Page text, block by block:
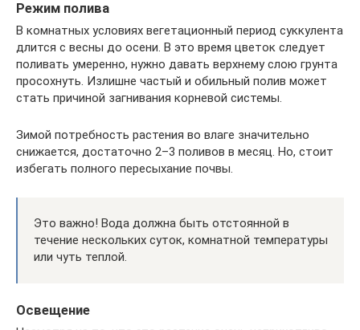
Режим полива
В комнатных условиях вегетационный период суккулента
длится с весны до осени. В это время цветок следует
поливать умеренно, нужно давать верхнему слою грунта
просохнуть. Излишне частый и обильный полив может
стать причиной загнивания корневой системы.
Зимой потребность растения во влаге значительно
снижается, достаточно 2–3 поливов в месяц. Но, стоит
избегать полного пересыхание почвы.
Это важно! Вода должна быть отстоянной в
течение нескольких суток, комнатной температуры
или чуть теплой.
Освещение